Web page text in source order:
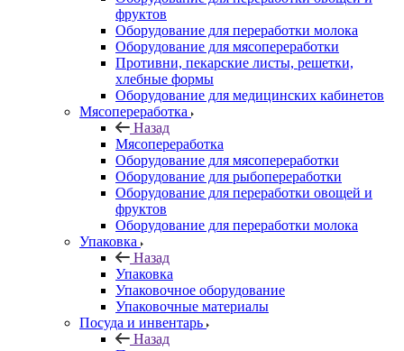
фруктов
Оборудование для переработки молока
Оборудование для мясопереработки
Противни, пекарские листы, решетки,
хлебные формы
Оборудование для медицинских кабинетов
Мясопереработка
Назад
Мясопереработка
Оборудование для мясопереработки
Оборудование для рыбопереработки
Оборудование для переработки овощей и
фруктов
Оборудование для переработки молока
Упаковка
Назад
Упаковка
Упаковочное оборудование
Упаковочные материалы
Посуда и инвентарь
Назад